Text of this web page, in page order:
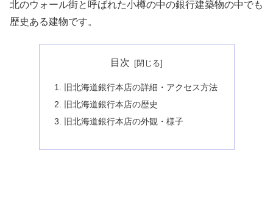
北のウォール街と呼ばれた小樽の中の銀行建築物の中でも
歴史ある建物です。
目次
旧北海道銀行本店の詳細・アクセス方法
旧北海道銀行本店の歴史
旧北海道銀行本店の外観・様子